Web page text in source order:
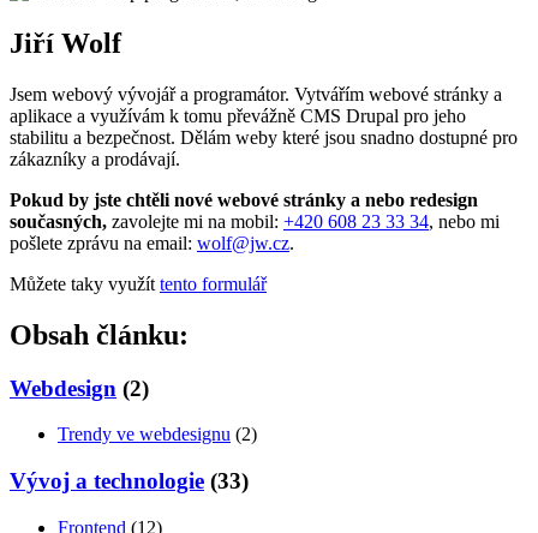
Jiří Wolf
Jsem webový vývojář a programátor. Vytvářím webové stránky a
aplikace a využívám k tomu převážně CMS Drupal pro jeho
stabilitu a bezpečnost. Dělám weby které jsou snadno dostupné pro
zákazníky a prodávají.
Pokud by jste chtěli nové webové stránky a nebo redesign
současných, zavolejte mi na mobil: +420 608 23 33 34, nebo mi
pošlete zprávu na email: wolf@jw.cz.
Můžete taky využít tento formulář
Obsah článku:
Webdesign (2)
Trendy ve webdesignu (2)
Vývoj a technologie (33)
Frontend (12)